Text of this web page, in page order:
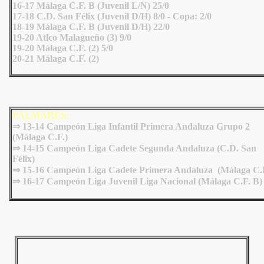
16-17 Málaga C.F. B (Juvenil L/N) 25/0
17-18 C.D. San Félix (Juvenil D/H) 8/0 - Copa: 2/0
18-19 Málaga C.F. B (Juvenil D/H) 22/0
19-20 Atlco Malagueño (3) 9/0
19-20 Málaga C.F. (2) 5/0
20-21 Málaga C.F. (2)
PALMARÉS:
⇒ 13-14 Campeón Liga Infantil Primera Andaluza Grupo 2
(Málaga C.F.)
⇒ 14-15 Campeón Liga Cadete Segunda Andaluza (C.D. San
Félix)
⇒ 15-16 Campeón Liga Cadete Primera Andaluza (Málaga
⇒ 16-17 Campeón Liga Juvenil Liga Nacional (Málaga C.F. B)